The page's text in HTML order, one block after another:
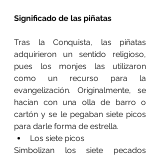
Significado de las piñatas
Tras la Conquista, las piñatas
adquirieron un sentido religioso,
pues los monjes las utilizaron
como un recurso para la
evangelización. Originalmente, se
hacían con una olla de barro o
cartón y se le pegaban siete picos
para darle forma de estrella.
Los siete picos
Simbolizan los siete pecados